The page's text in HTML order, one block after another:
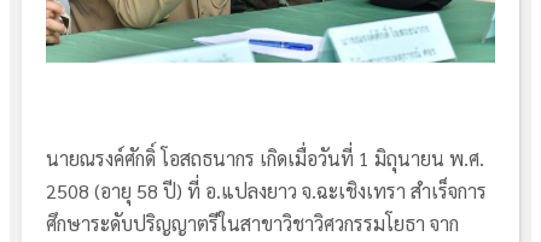
นายณรงค์ศักดิ์ โอสถธนากร เกิดเมื่อวันที่ 1 มิถุนายน พ.ศ.
2508 (อายุ 58 ปี) ที่ อ.แปลงยาว จ.ฉะเชิงเทรา สำเร็จการ
ศึกษาระดับปริญญาตรีในสาขาวิชาวิศวกรรมโยธา จาก